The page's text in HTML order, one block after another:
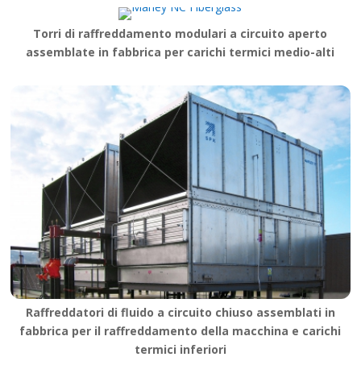
Torri di raffreddamento modulari a circuito aperto
assemblate in fabbrica per carichi termici medio-alti
Raffreddatori di fluido a circuito chiuso assemblati in
fabbrica per il raffreddamento della macchina e carichi
termici inferiori